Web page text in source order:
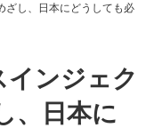
し、日本にどうしても必
インジェク
、日本に